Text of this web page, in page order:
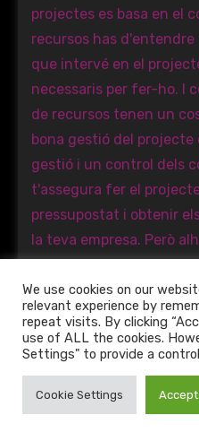
We use cookies on our
relevant experience by
repeat visits. By clicking
use of ALL the cookies.
Settings" to provide a
Cookie Settings Accept